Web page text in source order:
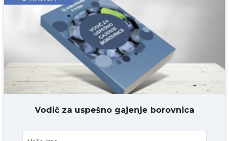
Komentar* obavezno
DODAJ KOMENTAR
Vodič za uspešno gajenje borovnica